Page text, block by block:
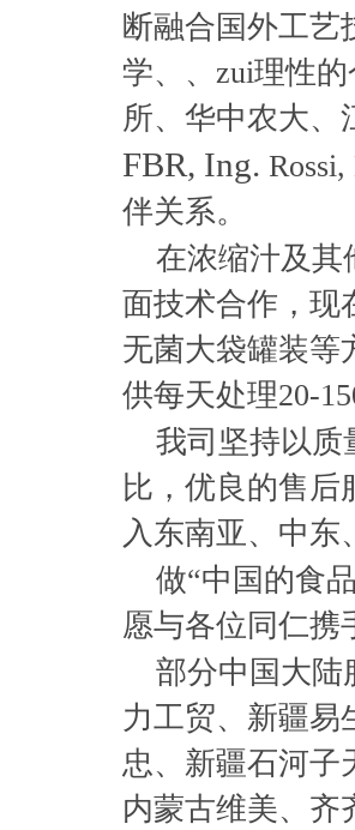
断融合国外工
学、、zui理性
所、华中农大、
FBR, Ing.
伴关系。
在浓缩汁及其
面技术合作，现
无菌大袋罐装等
供每天处理20-
我司坚持以质
比，优良的售
入东南亚、中
做“中国的食
愿与各位同仁携
部分中国大陆
力工贸、新疆易
忠、新疆石河子
内蒙古维美、齐